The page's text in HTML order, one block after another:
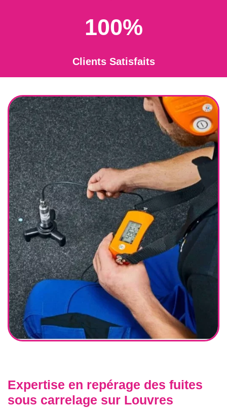
100%
Clients Satisfaits
Expertise en repérage des fuites
sous carrelage sur Louvres